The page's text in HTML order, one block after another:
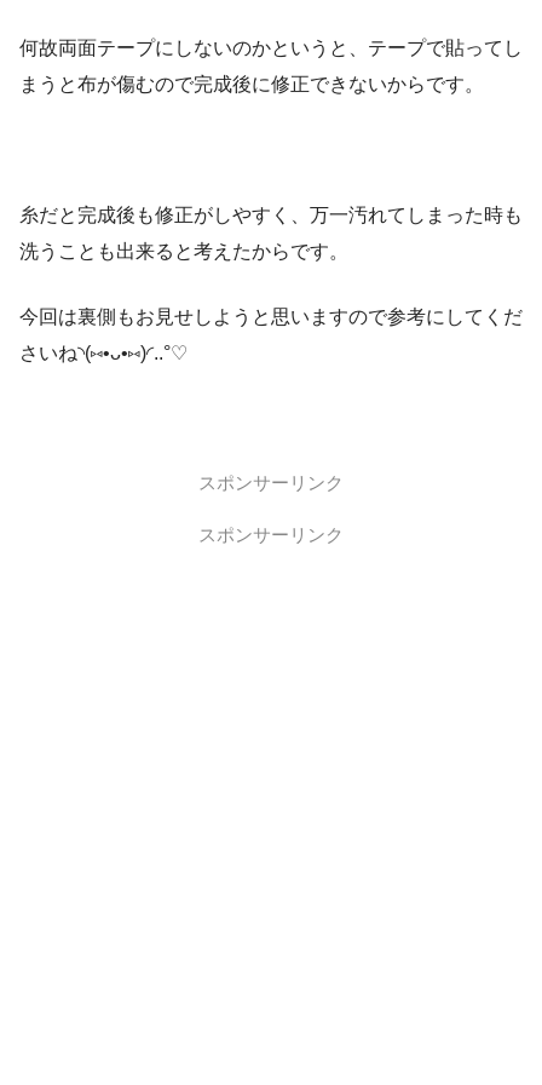
何故両面テープにしないのかというと、テープで貼ってし
まうと布が傷むので完成後に修正できないからです。
糸だと完成後も修正がしやすく、万一汚れてしまった時も
洗うことも出来ると考えたからです。
今回は裏側もお見せしようと思いますので参考にしてくだ
さいね◝(⑅•ᴗ•⑅)◜..°♡
スポンサーリンク
スポンサーリンク